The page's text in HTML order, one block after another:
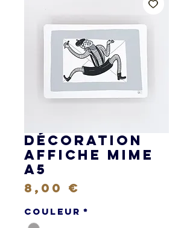
Décoration
Affiche Mime
A5
8,00 €
Couleur *